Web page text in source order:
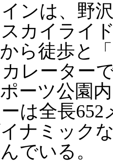
ンは、野
スカイライ
ら徒歩と
レーター
ーツ公園
は全長652
ナミック
でいる。